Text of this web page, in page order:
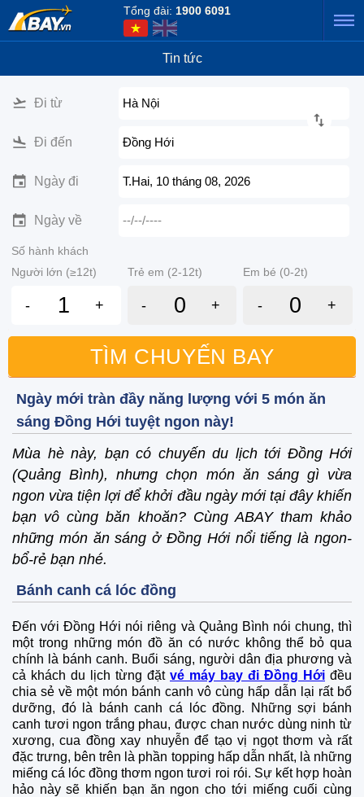
Tổng đài: 1900 6091
Tin tức
Đi từ Hà Nội
Đi đến Đồng Hới
Ngày đi T.Hai, 10 tháng 08, 2026
Ngày về --/--/----
Số hành khách
Người lớn (≥12t)
Trẻ em (2-12t) Em bé (0-2t)
- + - + - +
TÌM CHUYẾN BAY
Ngày mới tràn đầy năng lượng với 5 món ăn
sáng Đồng Hới tuyệt ngon này!
Mùa hè này, bạn có chuyến du lịch tới Đồng Hới
(Quảng Bình), nhưng chọn món ăn sáng gì vừa
ngon vừa tiện lợi để khởi đầu ngày mới tại đây khiến
bạn vô cùng băn khoăn? Cùng ABAY tham khảo
những món ăn sáng ở Đồng Hới nổi tiếng là ngon-
bổ-rẻ bạn nhé.
Bánh canh cá lóc đồng
Đến với Đồng Hới nói riêng và Quảng Bình nói chung, thì
một trong những món đồ ăn có nước không thể bỏ qua
chính là bánh canh. Buổi sáng, người dân địa phương và
cả khách du lịch từng đặt vé máy bay đi Đồng Hới đều
chia sẻ về một món bánh canh vô cùng hấp dẫn lại rất bổ
dưỡng, đó là bánh canh cá lóc đồng. Những sợi bánh
canh tươi ngon trắng phau, được chan nước dùng ninh từ
xương, cua đồng xay nhuyễn để tạo vị ngọt thơm và rất
đặc trưng, bên trên là phần topping hấp dẫn nhất, là những
miếng cá lóc đồng thơm ngon tươi roi rói. Sự kết hợp hoàn
hảo này sẽ khiến bạn ăn ngon cho tới miếng cuối cùng